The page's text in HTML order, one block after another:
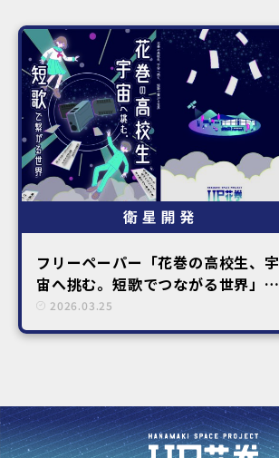
フリーペーパー「花巻の高校生、宇
宙へ挑む。短歌でつながる世界」刊
行！2026.03.25